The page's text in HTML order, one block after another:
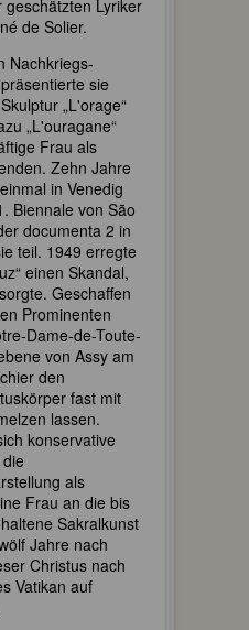
geschätzten Lyriker
de Solier.
Nachkriegs-
sie
„L'orage“
„L'ouragane“
Frau als
Zehn Jahre
in Venedig
Biennale von São
documenta 2 in
teil. 1949 erregte
einen Skandal,
Geschaffen
Prominenten
Dame-de-Toute-
von Assy am
den
fast mit
lassen.
konservative
als
Frau an die bis
Sakralkunst
Jahre nach
Christus nach
Vatikan auf